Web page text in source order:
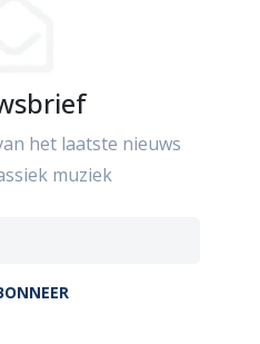
het laatste nieuws
muziek